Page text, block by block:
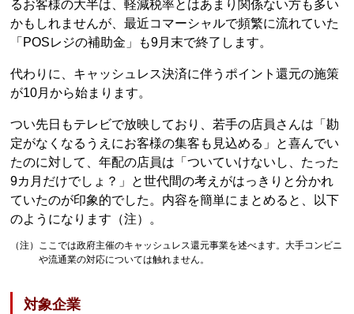
るお客様の大半は、軽減税率とはあまり関係ない方も多い
かもしれませんが、最近コマーシャルで頻繁に流れていた
「POSレジの補助金」も9月末で終了します。
代わりに、キャッシュレス決済に伴うポイント還元の施策
が10月から始まります。
つい先日もテレビで放映しており、若手の店員さんは「勘
定がなくなるうえにお客様の集客も見込める」と喜んでい
たのに対して、年配の店員は「ついていけないし、たった
9カ月だけでしょ？」と世代間の考えがはっきりと分かれ
ていたのが印象的でした。内容を簡単にまとめると、以下
のようになります（注）。
（注）ここでは政府主催のキャッシュレス還元事業を述べます。大手コンビニ
や流通業の対応については触れません。
対象企業